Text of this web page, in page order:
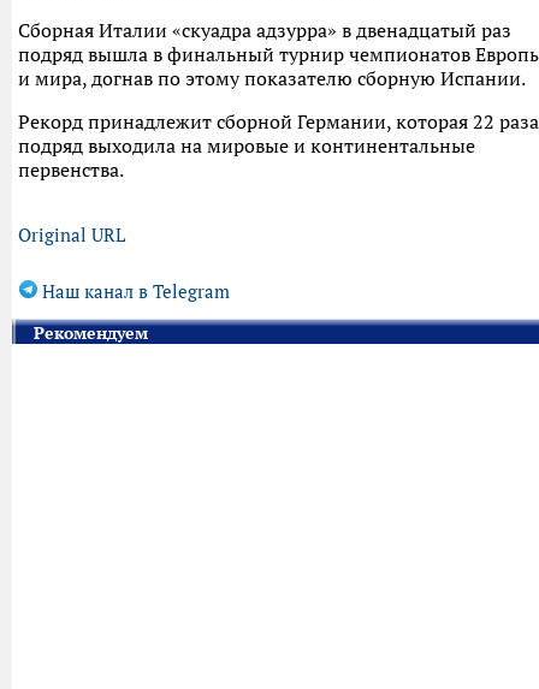
Сборная Италии «скуадра адзурра» в двенадцатый раз
подряд вышла в финальный турнир чемпионатов
и мира, догнав по этому показателю сборную Испании.
Рекорд принадлежит сборной Германии, которая 22 раза
подряд выходила на мировые и континентальные
первенства.
Original URL
Наш канал в Telegram
Рекомендуем